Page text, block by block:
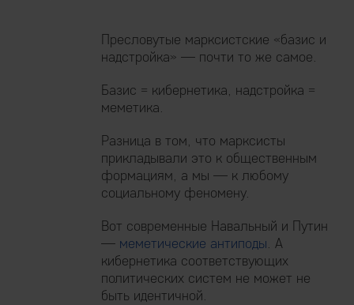
Пресловутые марксистские «базис и
надстройка» — почти то же самое.
Базис = кибернетика, надстройка =
меметика.
Разница в том, что марксисты
прикладывали это к общественным
формациям, а мы — к любому
социальному феномену.
Вот современные Навальный и Путин
— меметические антиподы. А
кибернетика соответствующих
политических систем не может не
быть идентичной.